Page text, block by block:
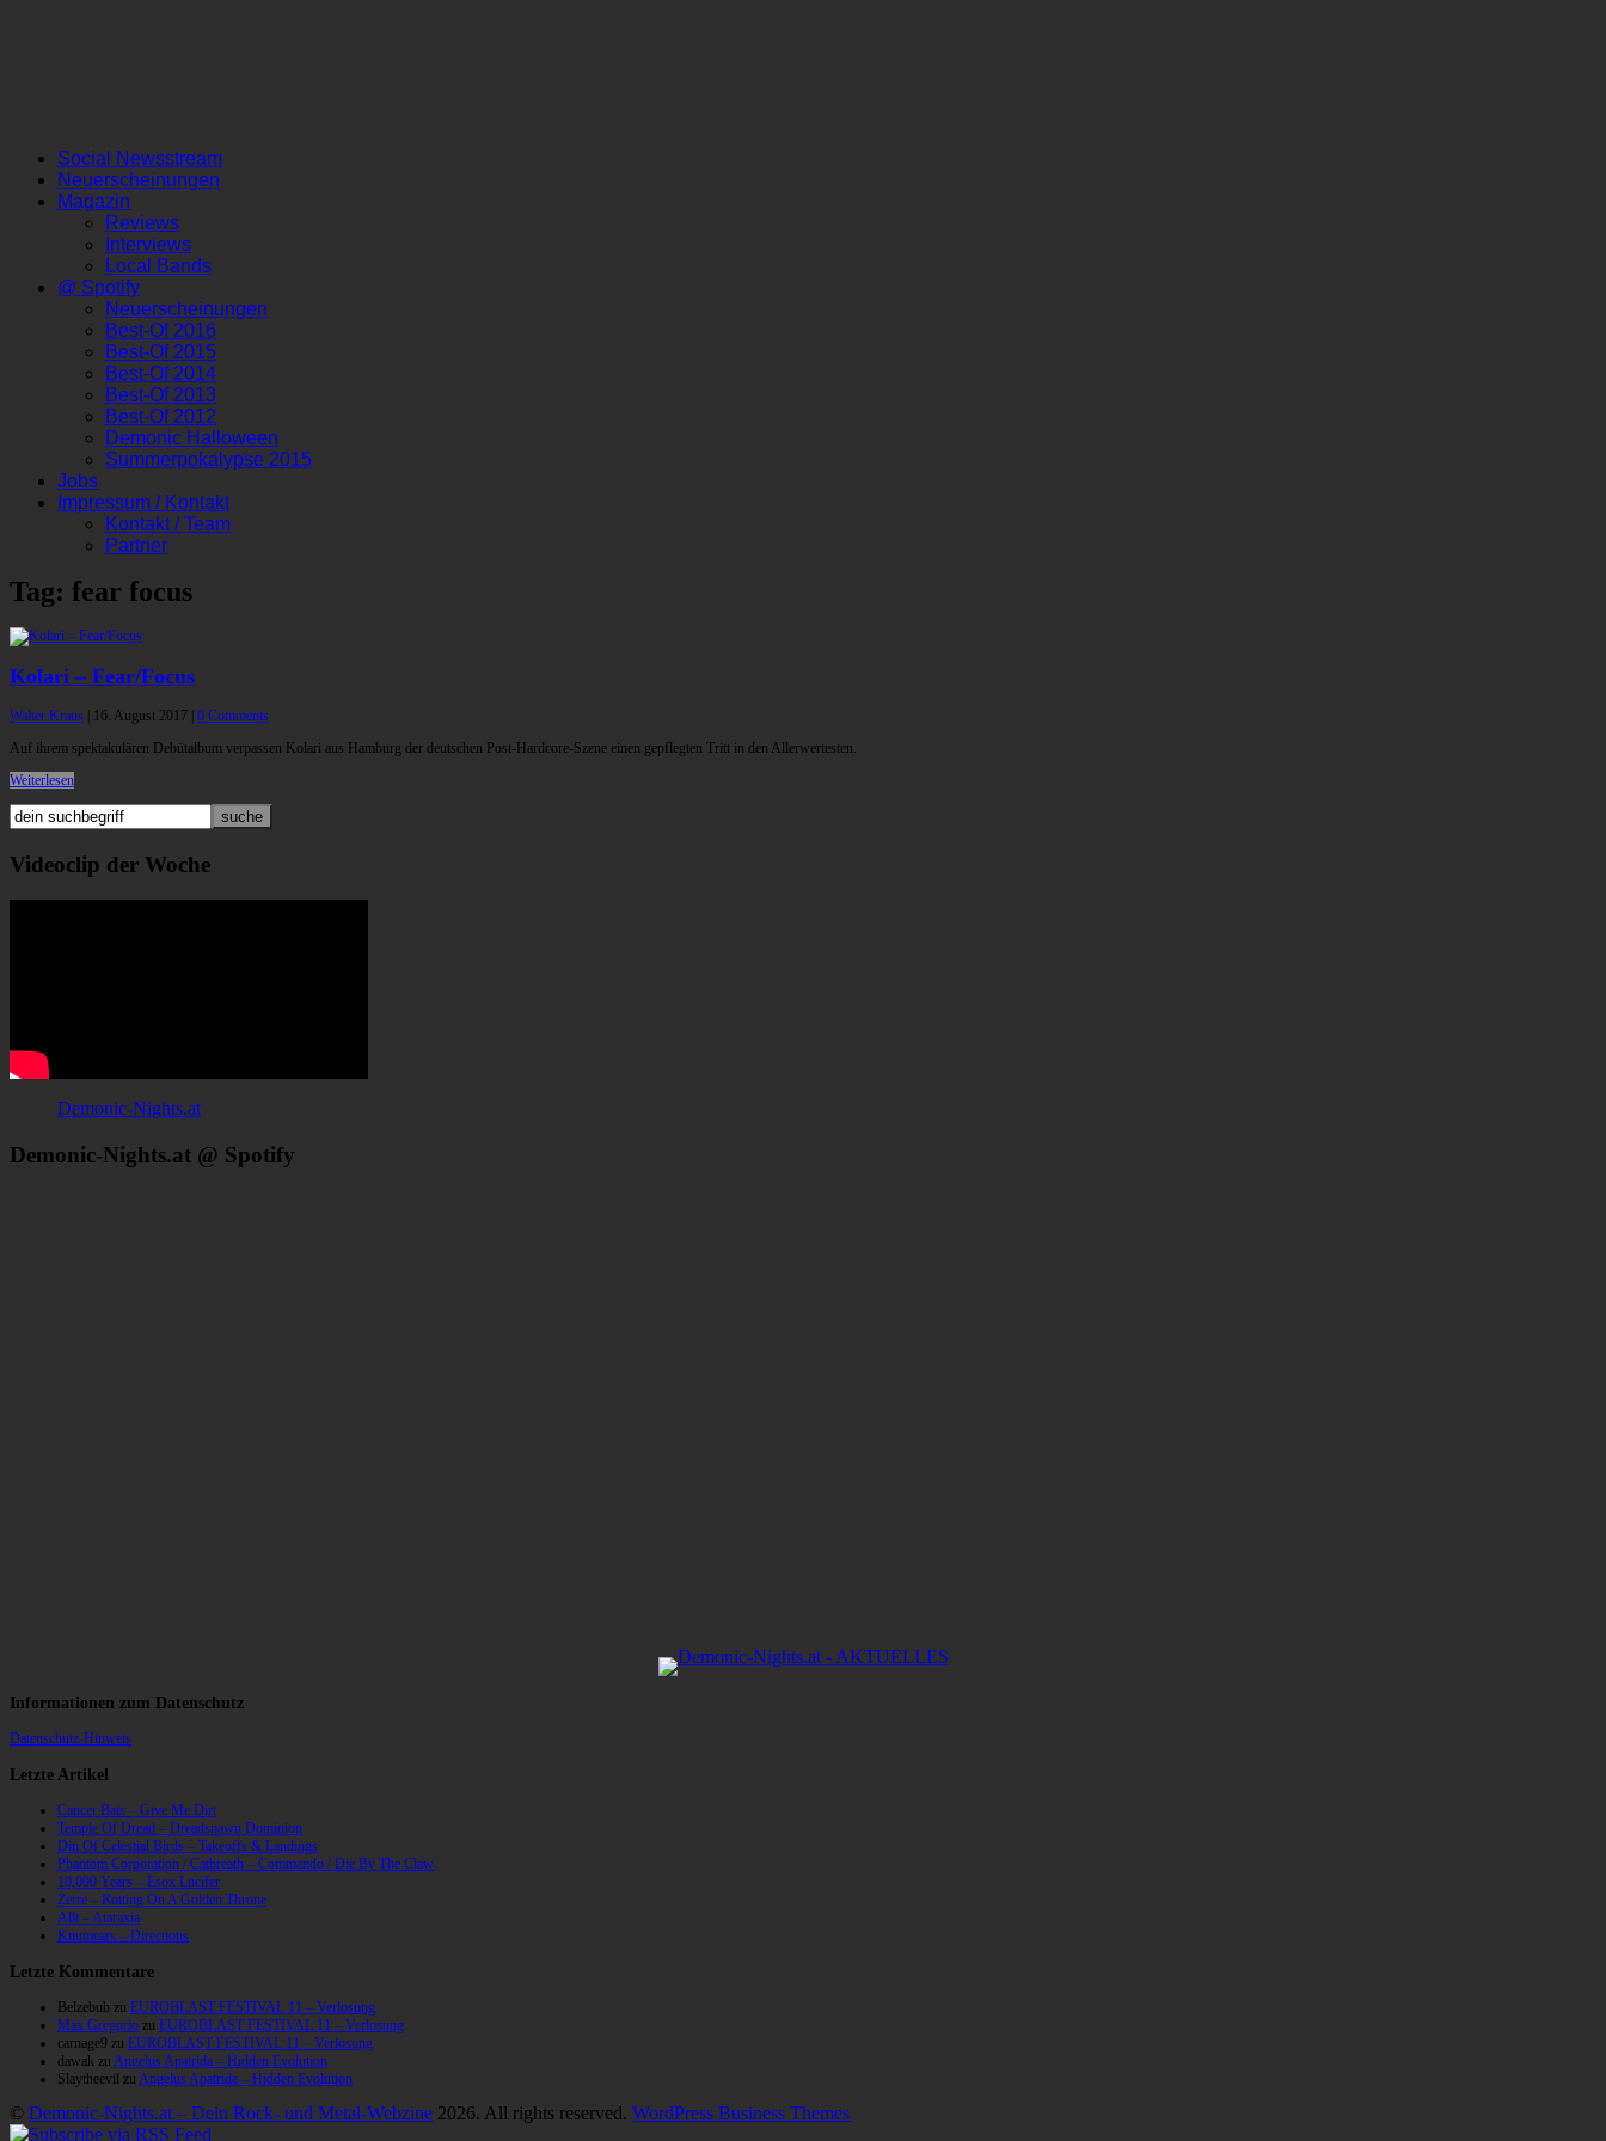
Social Newsstream
Neuerscheinungen
Magazin
Reviews
Interviews
Local Bands
@ Spotify
Neuerscheinungen
Best-Of 2016
Best-Of 2015
Best-Of 2014
Best-Of 2013
Best-Of 2012
Demonic Halloween
Summerpokalypse 2015
Jobs
Impressum / Kontakt
Kontakt / Team
Partner
Tag: fear focus
Kolari – Fear/Focus
Walter Kraus 16. August 2017 0 Comments
Auf ihrem spektakulären Debütalbum verpassen Kolari aus Hamburg der deutschen Post-Hardcore-Szene einen gepflegten Tritt in den Allerwertesten.
Weiterlesen
Videoclip der Woche
Demonic-Nights.at
Demonic-Nights.at @ Spotify
Informationen zum Datenschutz
Datenschutz-Hinweis
Letzte Artikel
Cancer Bats – Give Me Dirt
Temple Of Dread – Dreadspawn Dominion
Din Of Celestial Birds – Takeoffs & Landings
Phantom Corporation / Catbreath – Commando / Die By The Claw
10,000 Years – Esox Lucifer
Zerre – Rotting On A Golden Throne
Allt – Ataraxia
Knumears – Directions
Letzte Kommentare
Belzebub zu EUROBLAST FESTIVAL 11 – Verlosung
Max Gregorio zu EUROBLAST FESTIVAL 11 – Verlosung
carnage9 zu EUROBLAST FESTIVAL 11 – Verlosung
dawak zu Angelus Apatrida – Hidden Evolution
Slaytheevil zu Angelus Apatrida – Hidden Evolution
© Demonic-Nights.at – Dein Rock- und Metal-Webzine 2026. All rights reserved. WordPress Business Themes